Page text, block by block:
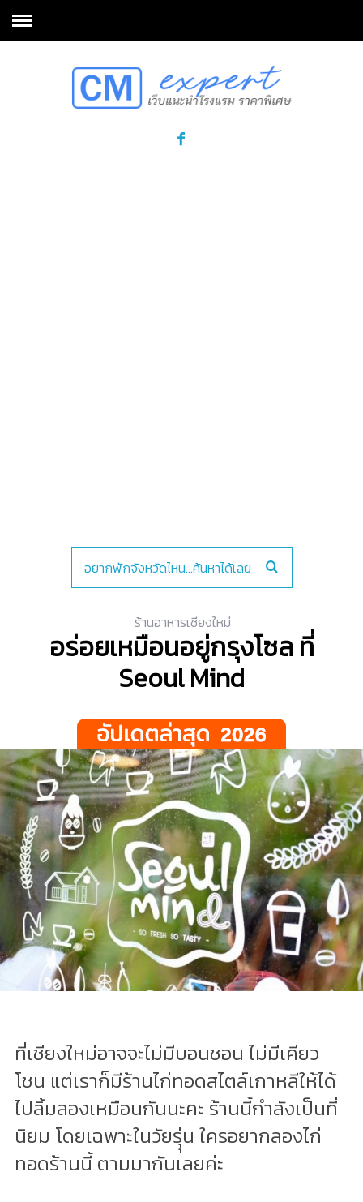
ร้านอาหารเชียงใหม่
อร่อยเหมือนอยู่กรุงโซล ที่
Seoul Mind
ที่เชียงใหม่อาจจะไม่มีบอนชอน ไม่มีเคียว
โชน แต่เราก็มีร้านไก่ทอดสไตล์เกาหลีให้ได้
ไปลิ้มลองเหมือนกันนะคะ ร้านนี้กำลังเป็นที่
นิยม โดยเฉพาะในวัยรุุ่น ใครอยากลองไก่
ทอดร้านนี้ ตามมากันเลยค่ะ